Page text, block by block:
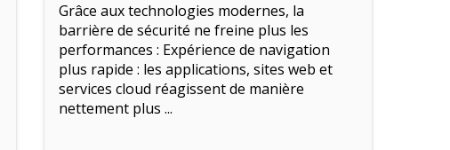
Grâce aux technologies modernes, la
barrière de sécurité ne freine plus les
performances : Expérience de navigation
plus rapide : les applications, sites web et
services cloud réagissent de manière
nettement plus ...